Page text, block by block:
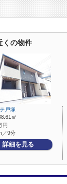
くの物件
戸塚
㎡
円
／9分
詳細を見る